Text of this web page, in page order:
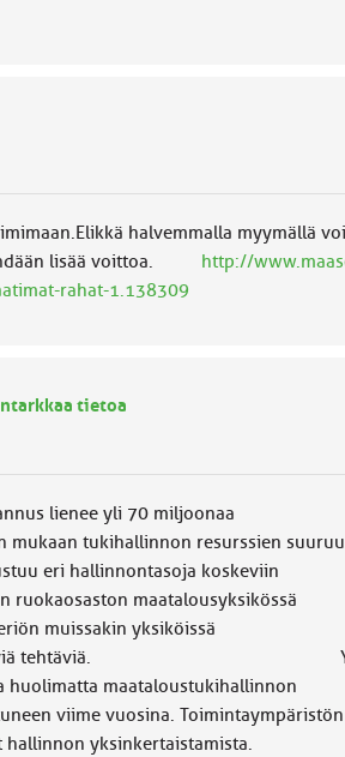
halvemmalla myymällä
lisää voittoa. http://
rahat-1.138309
tietoa
lienee yli 70 miljoonaa
tukihallinnon resurssien
eri hallinnontasoja koskeviin
ruokaosaston maatalousyksikössä
muissakin yksiköissä
liittyviä tehtäviä.
huolimatta maataloustukihallinnon
viime vuosina. Toimintaympäristön
yksinkertaistamista.